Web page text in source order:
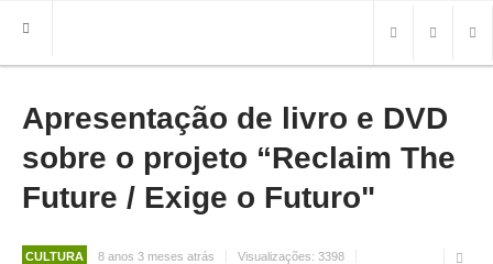
HOME
FREGUESIA
INFO
MAPA
Apresentação de livro e DVD
sobre o projeto “Reclaim The
Future / Exige o Futuro"
CULTURA 8 anos 3 meses atrás Visualizações: 3398